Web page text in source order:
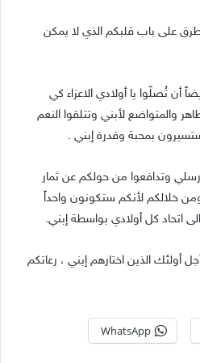
على باب قلبكم الذي لا يمكن
أن تُصلّوا يا أولادي الاعزاء كي
والمتواضع لأبني وتتلقوا النعم
بمحبة وقدرة إبني .
وتدافعوا من حولكم عن ثمار
خلالكم لأنكم ستكونون واحداً
اتحاد كل أولادي بواسطة إبني.
أولئك الذين اختارهم إبني ، رعاتكم
WhatsApp